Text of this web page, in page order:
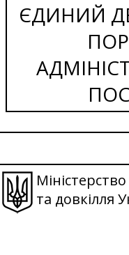
ЄДИНИЙ
та довкілля